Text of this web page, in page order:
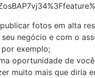
fotos em alta
negócio e com o
exemplo;
oportunidade de
muito mais que diria